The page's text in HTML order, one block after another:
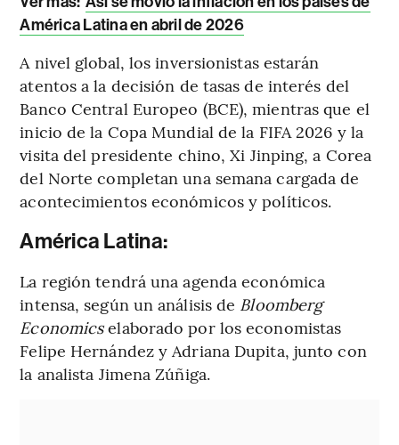
América Latina en abril de 2026
A nivel global, los inversionistas estarán
atentos a la decisión de tasas de interés del
Banco Central Europeo (BCE), mientras que el
inicio de la Copa Mundial de la FIFA 2026 y la
visita del presidente chino, Xi Jinping, a Corea
del Norte completan una semana cargada de
acontecimientos económicos y políticos.
América Latina:
La región tendrá una agenda económica
intensa, según un análisis de Bloomberg
Economicselaborado por los economistas
Felipe Hernández y Adriana Dupita, junto con
la analista Jimena Zúñiga.